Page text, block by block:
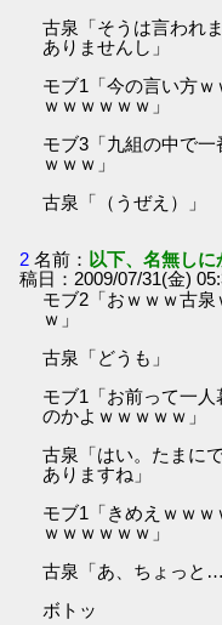
古泉「そうは言われ
ありませんし」
モブ1「今の言い方
ｗｗｗｗｗｗ」
モブ3「九組の中で
ｗｗｗ」
古泉「（うぜえ）」
2 名前： 以下、名無し
稿日：2009/07/31(金)
モブ2「おｗｗｗ古
ｗ」
古泉「どうも」
モブ1「お前って一
のかよｗｗｗｗｗ」
古泉「はい。たまに
ありますね」
モブ1「きめえｗｗ
ｗｗｗｗｗｗ」
古泉「あ、ちょっと…
ボトッ